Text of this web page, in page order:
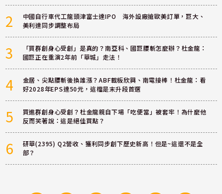
2
中國自行車代工龍頭津富士達IPO 海外設廠搶歐美訂單，巨大、
美利達同步調整布局
3
「買群創身心受創」是真的？南亞科、國巨腰斬怎麼辦？杜金龍：
國巨正在重演2年前「華城」走法！
4
金居、尖點腰斬後換誰漲？ABF載板欣興、南電接棒！杜金龍：看
好2028年EPS達50元，這檔是末升段首選
5
買進群創身心受創？杜金龍親自下場「吃便當」被套牢！為什麼他
反而笑著說：這是絕佳買點？
6
研華(2395) Q2營收、獲利同步創下歷史新高！但是~這還不是全
部？